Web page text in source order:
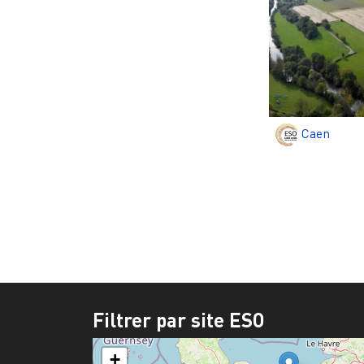
Caen
Filtrer par site ESO
+